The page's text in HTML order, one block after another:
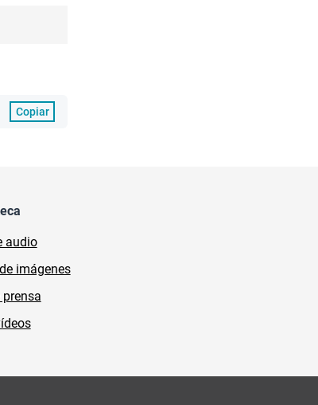
Copiar
audio
imágenes